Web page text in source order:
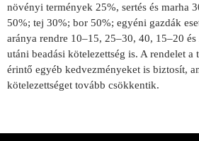
növényi termények 25%, sertés és marha
50%; tej 30%; bor 50%; egyéni gazdák
aránya rendre 10–15, 25–30, 40, 15–20
utáni beadási kötelezettség is. A rendelet a
érintő egyéb kedvezményeket is biztosít,
kötelezettséget tovább csökkentik.